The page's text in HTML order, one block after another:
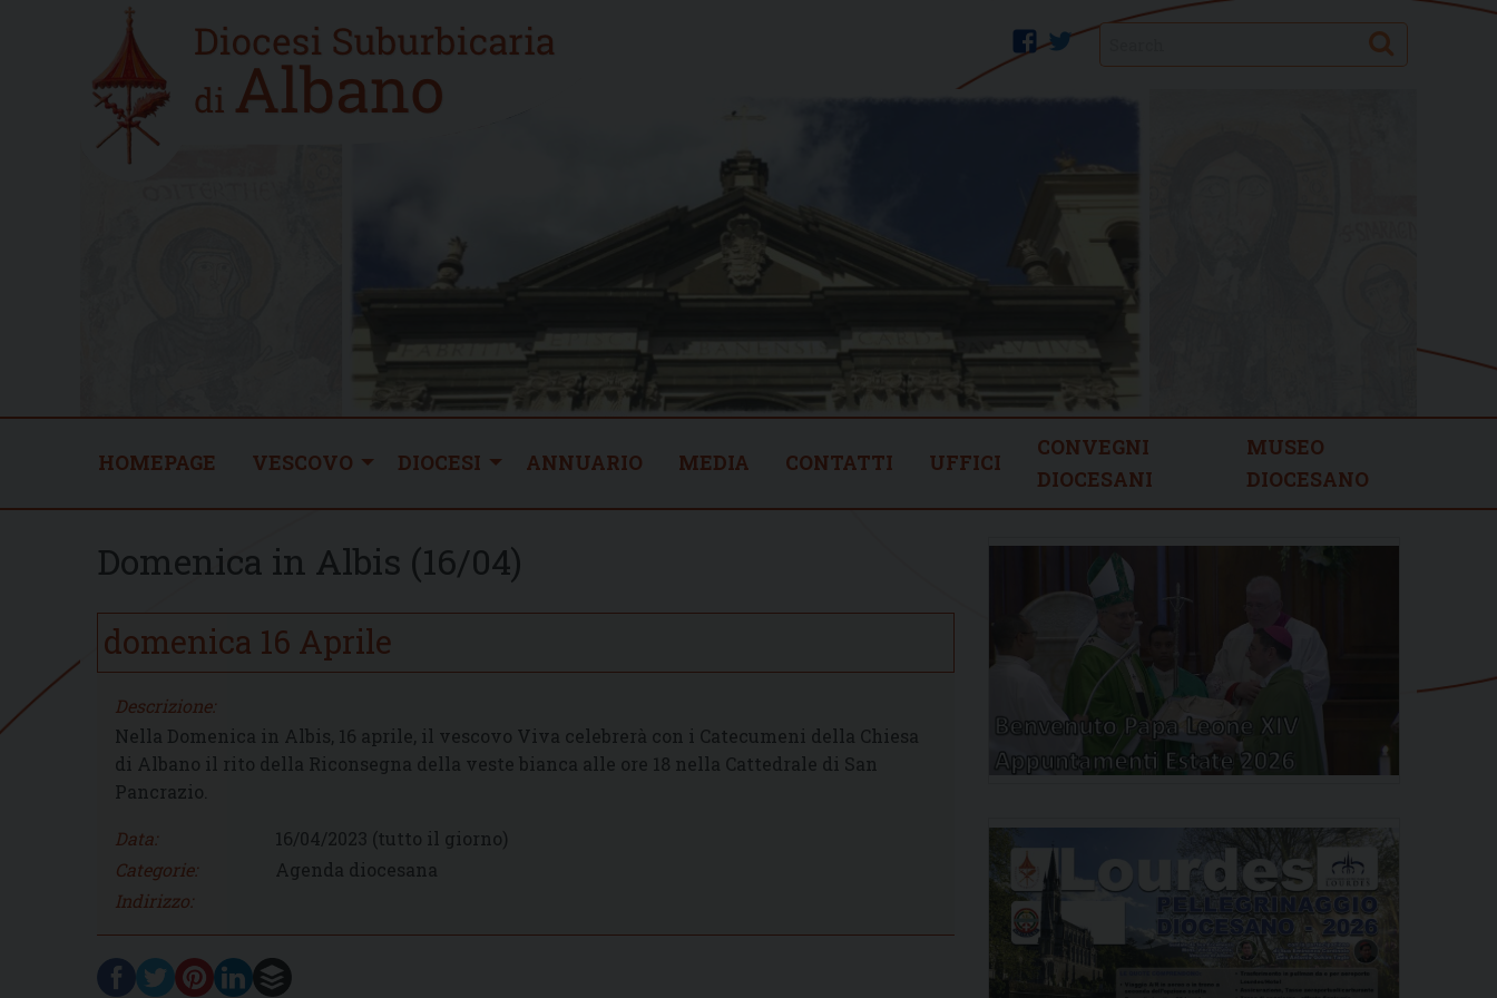
Home
new
twitter
facebook Search
HOMEPAGE VESCOVO DIOCESI ANNUARIO MEDIA CONTATTI UFFICI
CONVEGNI
DIOCESANI
MUSEO
DIOCESANO
Domenica in Albis (16/04)
domenica 16 Aprile
Descrizione:
Nella Domenica in Albis, 16 aprile, il vescovo Viva celebrerà con i Catecumeni della Chiesa
di Albano il rito della Riconsegna della veste bianca alle ore 18 nella Cattedrale di San
Pancrazio.
Data:
16/04/2023 (tutto il giorno)
Categorie:
Agenda diocesana
Indirizzo: